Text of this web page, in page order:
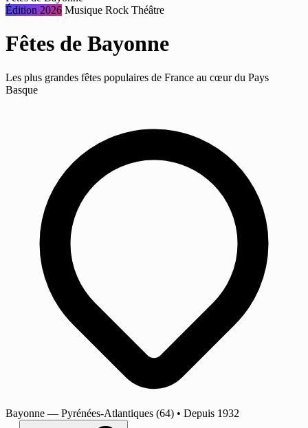
Édition 2026 Musique Rock Théâtre
Fêtes de Bayonne
Les plus grandes fêtes populaires de France au cœur du Pays
Basque
Bayonne — Pyrénées-Atlantiques (64) • Depuis 1932